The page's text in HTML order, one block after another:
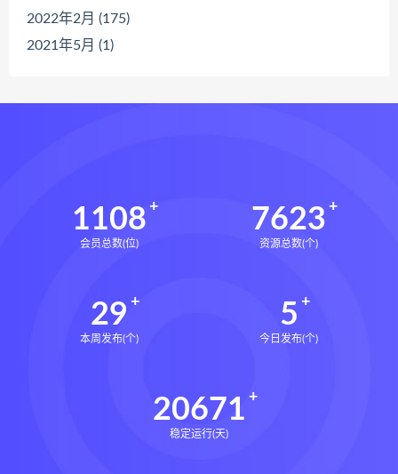
2022年2月 (175)
2021年5月 (1)
1108
会员总数(位)
7623
资源总数(个)
29
本周发布(个)
5
今日发布(个)
20671
稳定运行(天)